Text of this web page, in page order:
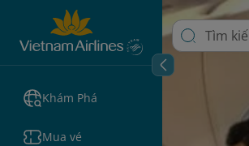
Khám Phá
Mua vé